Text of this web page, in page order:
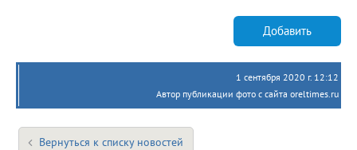
Добавить
1 сентября 2020 г. 12:12
Автор публикации фото с сайта oreltimes.ru
Вернуться к списку новостей